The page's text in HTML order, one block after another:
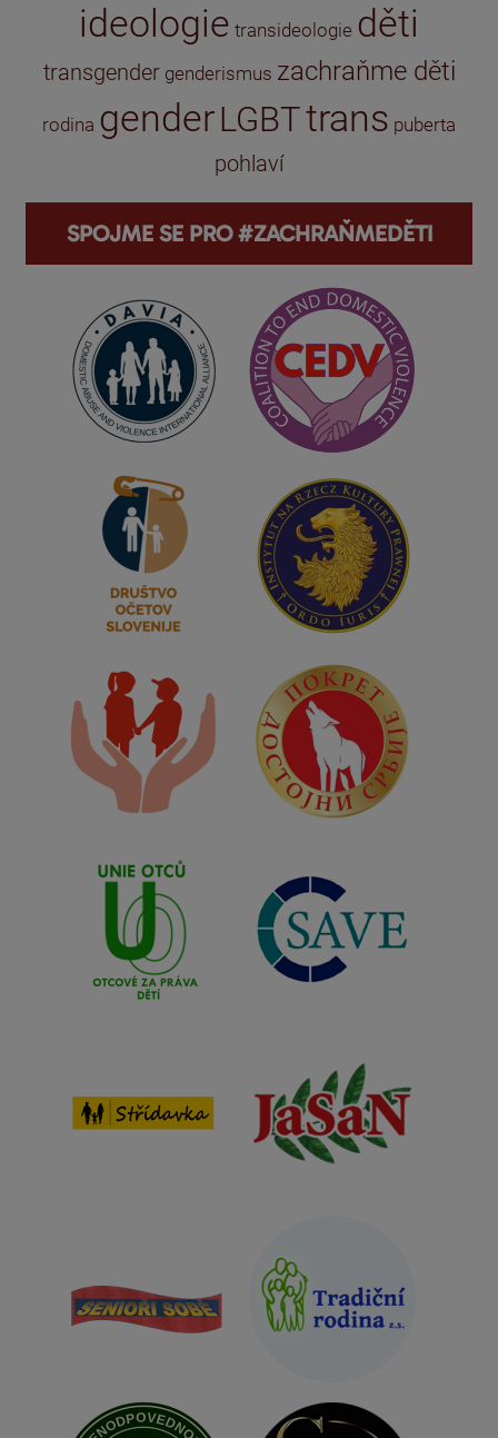
ideologie transideologie děti
transgender genderismus zachraňme děti
rodina genderLGBTtrans puberta
pohlaví
SPOJME SE PRO #ZACHRAŇMEDĚTI